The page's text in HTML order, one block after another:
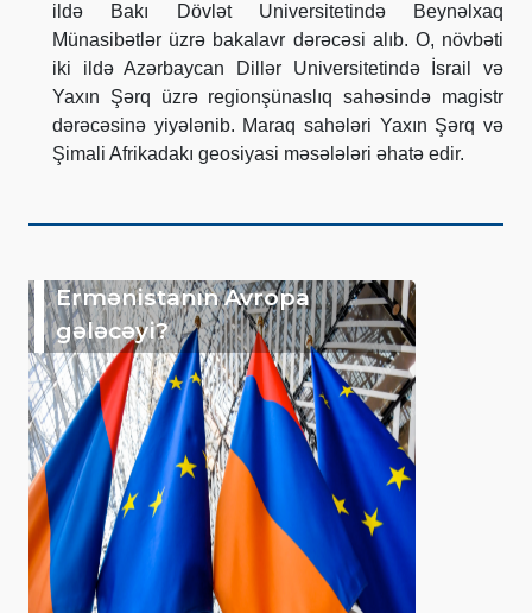
ildə Bakı Dövlət Universitetində Beynəlxaq
Münasibətlər üzrə bakalavr dərəcəsi alıb. O, növbəti
iki ildə Azərbaycan Dillər Universitetində İsrail və
Yaxın Şərq üzrə regionşünaslıq sahəsində magistr
dərəcəsinə yiyələnib. Maraq sahələri Yaxın Şərq və
Şimali Afrikadakı geosiyasi məsələləri əhatə edir.
Ermənistanın Avropa
gələcəyi?